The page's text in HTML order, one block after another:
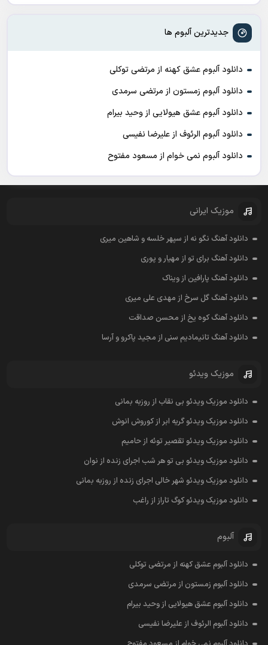
جدیدترین آلبوم ها
دانلود آلبوم عشق کهنه از مرتضی توکلی
دانلود آلبوم زمستون از مرتضی سرمدی
دانلود آلبوم عشق هیولایی از وحید بیرام
دانلود آلبوم الرئوف از علیرضا نفیسی
دانلود آلبوم نمی خوام از مسعود مفتوح
موزیک ایرانی
دانلود آهنگ نگو نه از سپهر خلسه و شاهین میری
دانلود آهنگ برای تو از مهیار و پوری
دانلود آهنگ پارافین از ویناک
دانلود آهنگ گل سرخ از مهدی علی میری
دانلود آهنگ کوه یخ از محسن صداقت
دانلود آهنگ تانیمادیم سنی از مجید پاکرو و آرسا
موزیک ویدئو
دانلود موزیک ویدئو بی نقاب از روزبه بمانی
دانلود موزیک ویدئو گریه ابر از کوروش انوش
دانلود موزیک ویدئو تقصیر توئه از حامیم
دانلود موزیک ویدئو بی تو هر شب اجرای زنده از نوان
دانلود موزیک ویدئو شهر خالی اجرای زنده از روزبه بمانی
دانلود موزیک ویدئو کوگ تاراز از راغب
آلبوم
دانلود آلبوم عشق کهنه از مرتضی توکلی
دانلود آلبوم زمستون از مرتضی سرمدی
دانلود آلبوم عشق هیولایی از وحید بیرام
دانلود آلبوم الرئوف از علیرضا نفیسی